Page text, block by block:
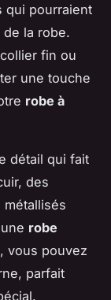
qui pourraient
de la robe.
fin ou
une touche
robe à
détail qui fait
des
robe
vous pouvez
parfait